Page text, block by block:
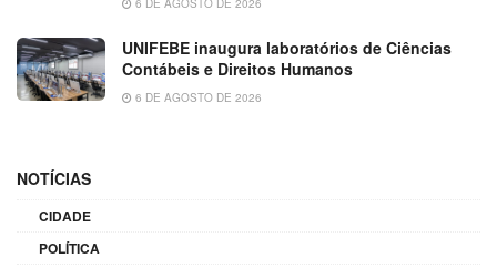
6 DE AGOSTO DE 2026
UNIFEBE inaugura laboratórios de Ciências
Contábeis e Direitos Humanos
6 DE AGOSTO DE 2026
NOTÍCIAS
CIDADE
POLÍTICA